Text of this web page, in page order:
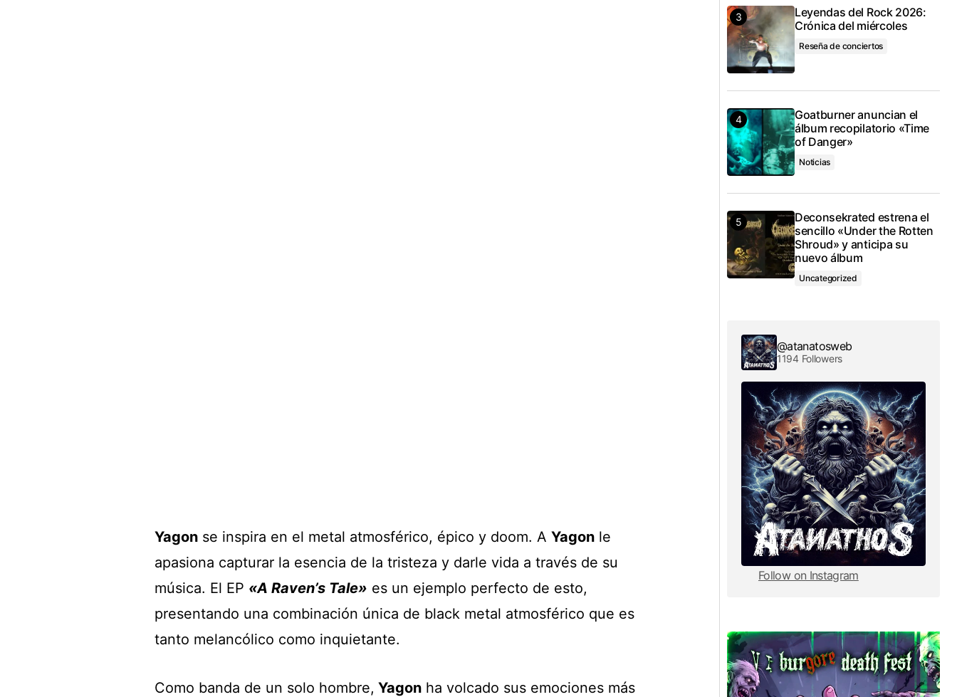
Yagon se inspira en el metal atmosférico, épico y doom. A Yagon le
apasiona capturar la esencia de la tristeza y darle vida a través de su
música. El EP «A Raven’s Tale» es un ejemplo perfecto de esto,
presentando una combinación única de black metal atmosférico que es
tanto melancólico como inquietante.
Como banda de un solo hombre, Yagon ha volcado sus emociones más
Leyendas del Rock 2026:
Crónica del miércoles
Reseña de conciertos
Goatburner anuncian el
álbum recopilatorio «Time
of Danger»
Noticias
Deconsekrated estrena el
sencillo «Under the Rotten
Shroud» y anticipa su
nuevo álbum
Uncategorized
@atanatosweb
1194 Followers
Follow on Instagram